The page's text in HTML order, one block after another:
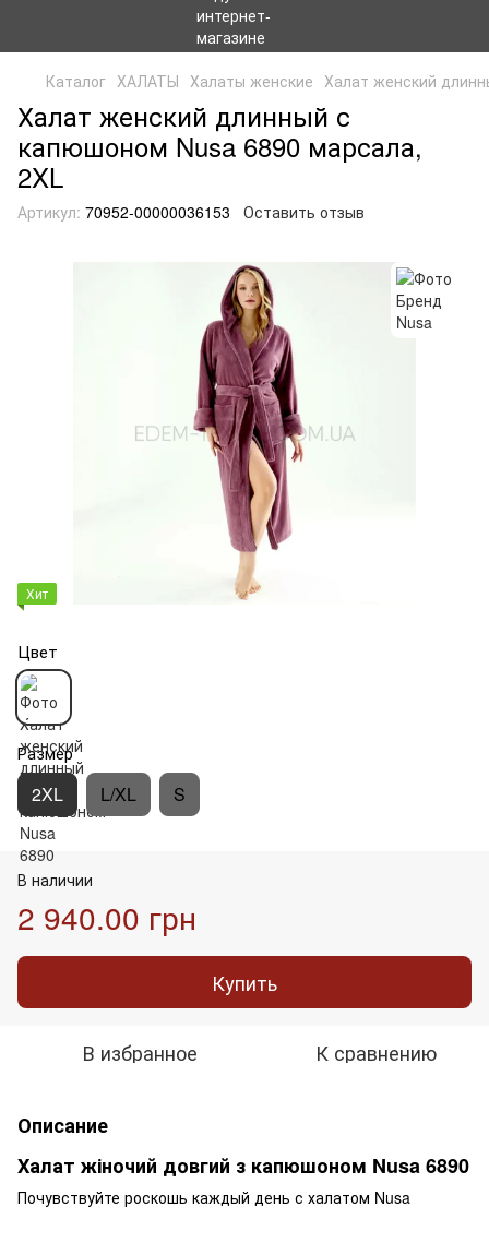
Каталог ХАЛАТЫ Халаты женские Халат женский
Халат женский длинный с
капюшоном Nusa 6890 марсала,
2XL
Артикул: 70952-00000036153 Оставить отзыв
Хит
Цвет
Размер
2XL L/XL S
В наличии
2 940.00 грн
Купить
В избранное К сравнению
Описание
Халат жіночий довгий з капюшоном Nusa 6890
Почувствуйте роскошь каждый день с халатом Nusa